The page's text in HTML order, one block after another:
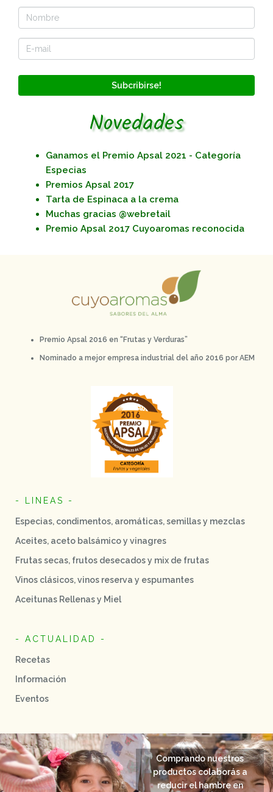
Subcribirse!
Novedades
Ganamos el Premio Apsal 2021 - Categoría
Especias
Premios Apsal 2017
Tarta de Espinaca a la crema
Muchas gracias @webretail
Premio Apsal 2o17 Cuyoaromas reconocida
Premio Apsal 2016 en “Frutas y Verduras”
Nominado a mejor empresa industrial del año 2016 por AEM
- LINEAS -
Especias, condimentos, aromáticas, semillas y mezclas
Aceites, aceto balsámico y vinagres
Frutas secas, frutos desecados y mix de frutas
Vinos clásicos, vinos reserva y espumantes
Aceitunas Rellenas y Miel
- ACTUALIDAD -
Recetas
Información
Eventos
Comprando nuestros
productos colaborás a
reducir el hambre en